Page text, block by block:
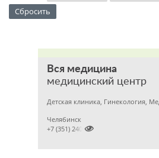
Сбросить
Вся медицина
медицинский центр
Детская клиника, Гинекология,
Челябинск

+7 (351) 2400303